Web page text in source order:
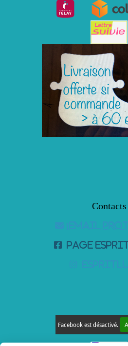
Contacts
 page
Facebook est désactivé.